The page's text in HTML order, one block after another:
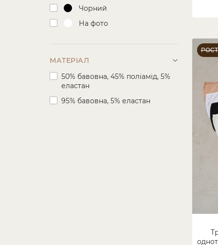
Чорний
На фото
МАТЕРІАЛ
50% бавовна, 45% поліамід, 5%
еластан
95% бавовна, 5% еластан